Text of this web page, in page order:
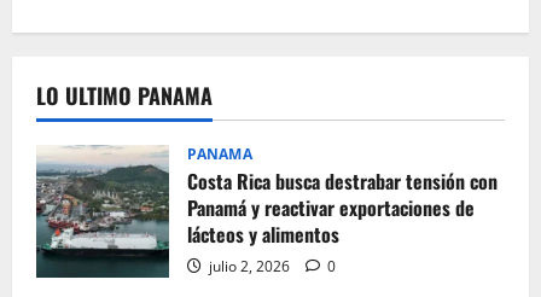
LO ULTIMO PANAMA
PANAMA
Costa Rica busca destrabar tensión con
Panamá y reactivar exportaciones de
lácteos y alimentos
julio 2, 2026 0